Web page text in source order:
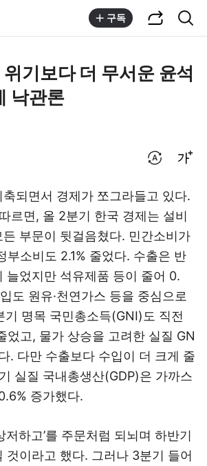
구독
기보다 더 무서운 윤석
낙관론
되면서 경제가 쪼그라들고 있다.
르면, 올 2분기 한국 경제는 설비
부문이 뒷걸음쳤다. 민간소비가
부소비도 2.1% 줄었다. 수출은 반
늘었지만 석유제품 등이 줄어 0.
도 원유·천연가스 등을 중심으로
기 명목 국민총소득(GNI)도 직전
었고, 물가 상승을 고려한 실질 GN
. 다만 수출보다 수입이 더 크게 줄
실질 국내총생산(GDP)은 가까스
증가했다.
저하고’를 주문처럼 되뇌며 하반기
것이라고 했다. 그러나 3분기 들어